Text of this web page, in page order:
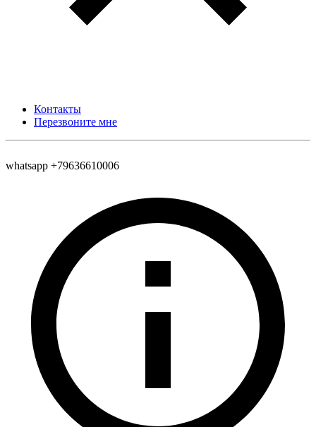
Контакты
Перезвоните мне
whatsapp +79636610006